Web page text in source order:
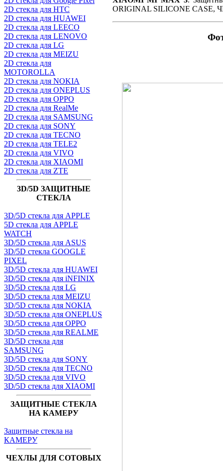
2D стекла для HTC
2D стекла для HUAWEI
2D стекла для LEECO
2D стекла для LENOVO
2D стекла для LG
2D стекла для MEIZU
2D стекла для
MOTOROLLA
2D стекла для NOKIA
2D стекла для ONEPLUS
2D стекла для OPPO
2D стекла для RealMe
2D стекла для SAMSUNG
2D стекла для SONY
2D стекла для TECNO
2D стекла для TELE2
2D стекла для VIVO
2D стекла для XIAOMI
2D стекла для ZTE
3D/5D ЗАЩИТНЫЕ
СТЕКЛА
3D/5D стекла для APPLE
5D стекла для APPLE
WATCH
3D/5D стекла для ASUS
3D/5D стекла GOOGLE
PIXEL
3D/5D стекла для HUAWEI
3D/5D стекла для iNFINIX
3D/5D стекла для LG
3D/5D стекла для MEIZU
3D/5D стекла для NOKIA
3D/5D стекла для ONEPLUS
3D/5D стекла для OPPO
3D/5D стекла для REALME
3D/5D стекла для
SAMSUNG
3D/5D стекла для SONY
3D/5D стекла для TECNO
3D/5D стекла для VIVO
3D/5D стекла для XIAOMI
ЗАЩИТНЫЕ СТЕКЛА
НА КАМЕРУ
Защитные стекла на
КАМЕРУ
ЧЕХЛЫ ДЛЯ СОТОВЫХ
ORIGINAL SILICONE